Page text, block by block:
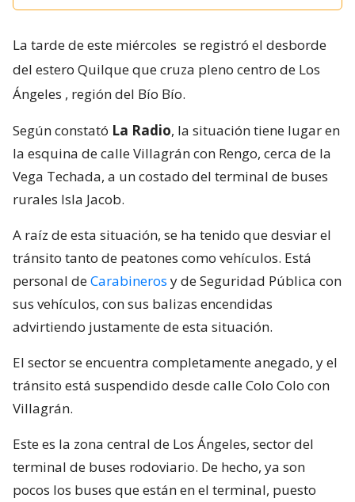
La tarde de este miércoles se registró el desborde
del estero Quilque que cruza pleno centro de Los
Ángeles , región del Bío Bío.
Según constató La Radio, la situación tiene lugar en
la esquina de calle Villagrán con Rengo, cerca de la
Vega Techada, a un costado del terminal de buses
rurales Isla Jacob.
A raíz de esta situación, se ha tenido que desviar el
tránsito tanto de peatones como vehículos. Está
personal deCarabineros y de Seguridad Pública con
sus vehículos, con sus balizas encendidas
advirtiendo justamente de esta situación.
El sector se encuentra completamente anegado, y el
tránsito está suspendido desde calle Colo Colo con
Villagrán.
Este es la zona central de Los Ángeles, sector del
terminal de buses rodoviario. De hecho, ya son
pocos los buses que están en el terminal, puesto